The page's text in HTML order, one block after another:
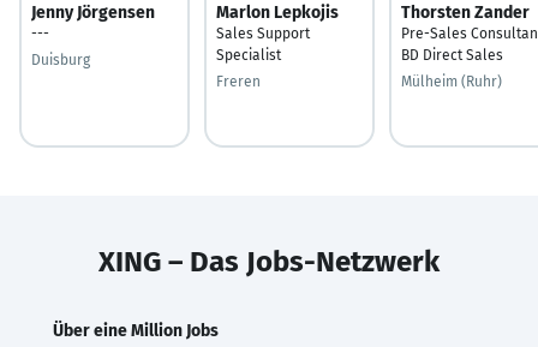
Jenny Jörgensen
---
Duisburg
Marlon Lepkojis
Sales Support
Specialist
Freren
Thorsten Zander
Pre-Sales
BD Direct Sales
Mülheim (Ruhr)
XING – Das Jobs-Netzwerk
Über eine Million Jobs